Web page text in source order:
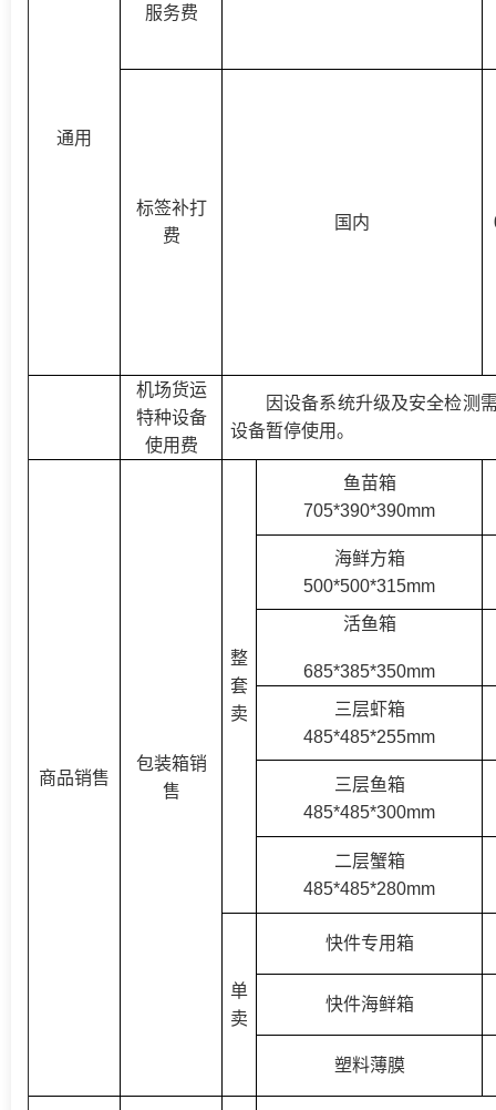
通用
服务费
标签补打
费
国内
机场货运
特种设备
使用费
因设备系统升级及安全检测
设备暂停使用。
商品销售
包装箱销
售
整
套
卖
鱼苗箱
705*390*390mm
海鲜方箱
500*500*315mm
活鱼箱
685*385*350mm
三层虾箱
485*485*255mm
三层鱼箱
485*485*300mm
二层蟹箱
485*485*280mm
单
卖
快件专用箱
快件海鲜箱
塑料薄膜